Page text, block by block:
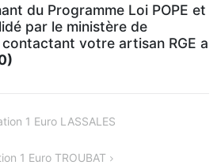
du Programme Loi POPE et
par le ministère de
contactant votre artisan RGE a
1 Euro LASSALES
1 Euro TROUBAT